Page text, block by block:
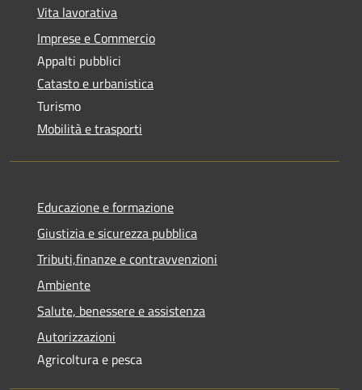
Vita lavorativa
Imprese e Commercio
Appalti pubblici
Catasto e urbanistica
Turismo
Mobilità e trasporti
Educazione e formazione
Giustizia e sicurezza pubblica
Tributi,finanze e contravvenzioni
Ambiente
Salute, benessere e assistenza
Autorizzazioni
Agricoltura e pesca